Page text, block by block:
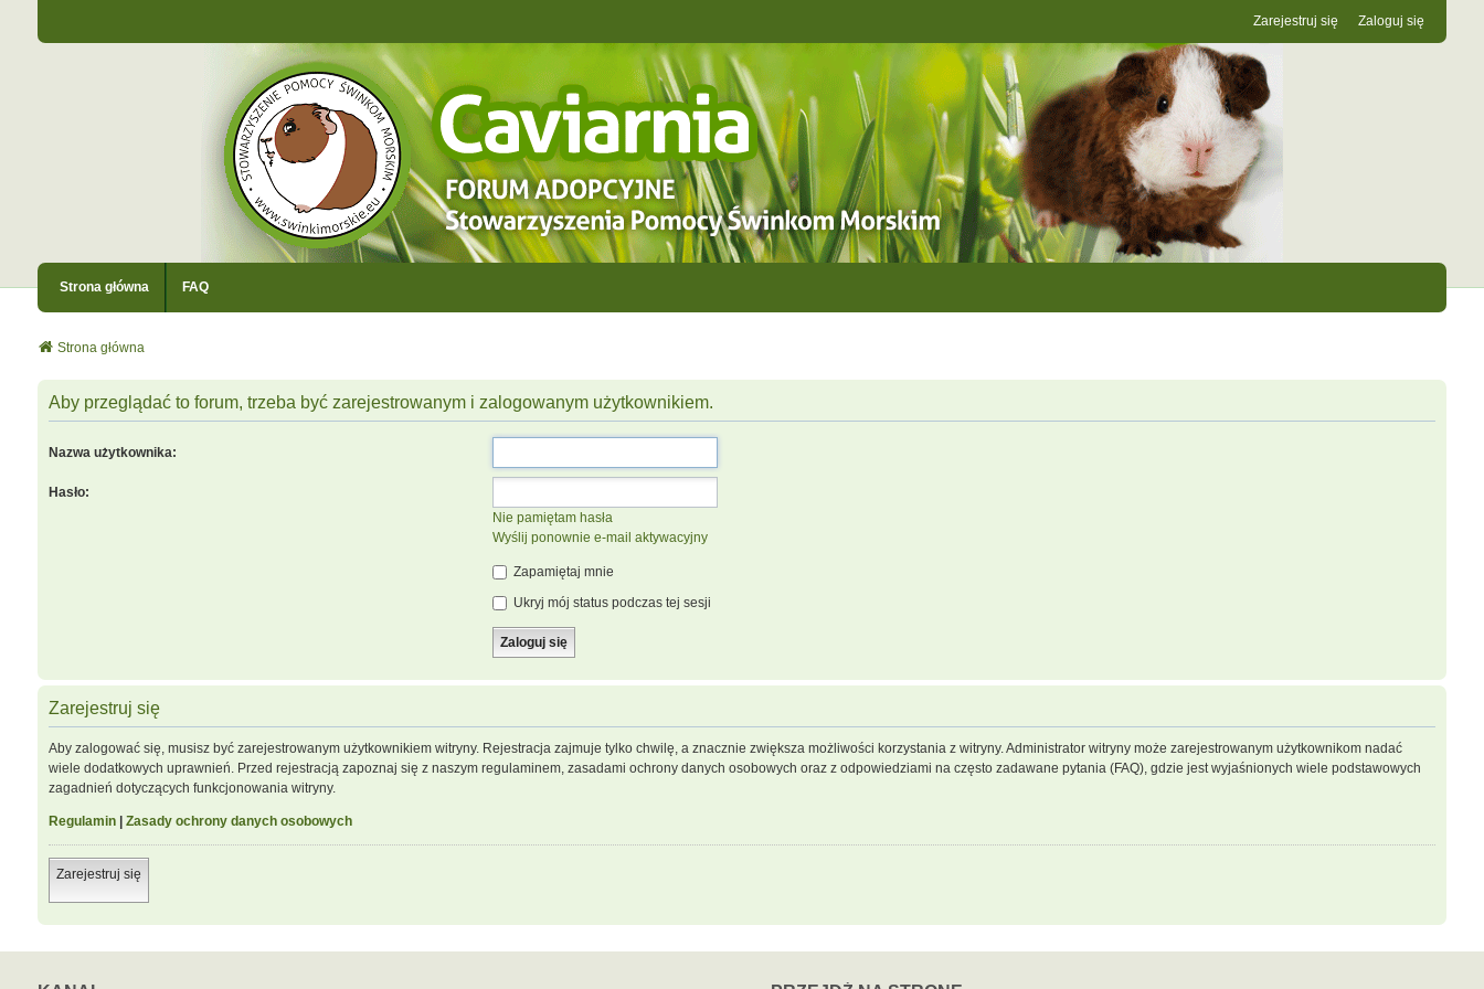
Zaloguj się
Zarejestruj się
Strona główna FAQ
Strona główna
Aby przeglądać to forum, trzeba być zarejestrowanym i zalogowanym użytkownikiem.
Nazwa użytkownika:
Hasło:
Nie pamiętam hasła
Wyślij ponownie e-mail aktywacyjny
Zapamiętaj mnie
Ukryj mój status podczas tej sesji
Zarejestruj się
Aby zalogować się, musisz być zarejestrowanym użytkownikiem witryny. Rejestracja zajmuje tylko chwilę, a znacznie zwiększa możliwości korzystania z witryny. Administrator witryny może zarejestrowanym użytkownikom nadać
wiele dodatkowych uprawnień. Przed rejestracją zapoznaj się z naszym regulaminem, zasadami ochrony danych osobowych oraz z odpowiedziami na często zadawane pytania (FAQ), gdzie jest wyjaśnionych wiele podstawowych
zagadnień dotyczących funkcjonowania witryny.
Regulamin| Zasady ochrony danych osobowych
Zarejestruj się